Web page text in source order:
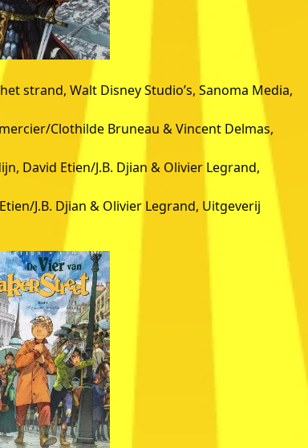
strand, Walt Disney Studio’s, Sanoma Media,
Clothilde Bruneau & Vincent Delmas,
David Etien/J.B. Djian & Olivier Legrand,
J.B. Djian & Olivier Legrand, Uitgeverij